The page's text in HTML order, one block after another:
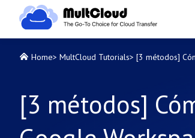
Home> MultCloud Tutorials> [3 métodos]
[3 métodos]